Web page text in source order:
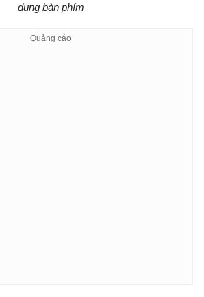
dụng bàn phím